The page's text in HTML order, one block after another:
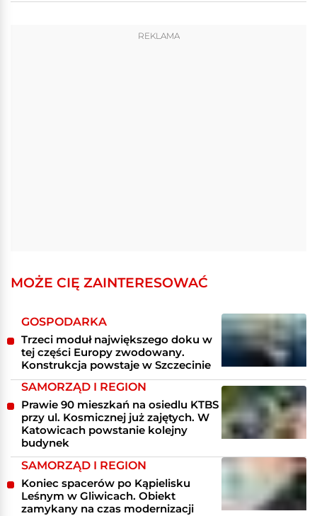
REKLAMA
MOŻE CIĘ ZAINTERESOWAĆ
GOSPODARKA
Trzeci moduł największego doku w
tej części Europy zwodowany.
Konstrukcja powstaje w Szczecinie
SAMORZĄD I REGION
Prawie 90 mieszkań na osiedlu KTBS
przy ul. Kosmicznej już zajętych. W
Katowicach powstanie kolejny
budynek
SAMORZĄD I REGION
Koniec spacerów po Kąpielisku
Leśnym w Gliwicach. Obiekt
zamykany na czas modernizacji